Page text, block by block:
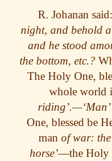
R.
night, and
and he
the bottom,
The Holy
whole
One,
manof
horse’